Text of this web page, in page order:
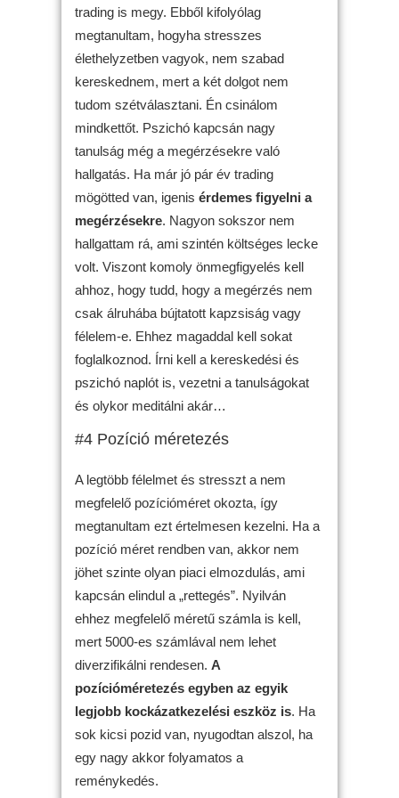
trading is megy. Ebből kifolyólag
megtanultam, hogyha stresszes
élethelyzetben vagyok, nem szabad
kereskednem, mert a két dolgot nem
tudom szétválasztani. Én csinálom
mindkettőt. Pszichó kapcsán nagy
tanulság még a megérzésekre való
hallgatás. Ha már jó pár év trading
mögötted van, igenis érdemes figyelni a
megérzésekre. Nagyon sokszor nem
hallgattam rá, ami szintén költséges lecke
volt. Viszont komoly önmegfigyelés kell
ahhoz, hogy tudd, hogy a megérzés nem
csak álruhába bújtatott kapzsiság vagy
félelem-e. Ehhez magaddal kell sokat
foglalkoznod. Írni kell a kereskedési és
pszichó naplót is, vezetni a tanulságokat
és olykor meditálni akár…
#4 Pozíció méretezés
A legtöbb félelmet és stresszt a nem
megfelelő pozícióméret okozta, így
megtanultam ezt értelmesen kezelni. Ha a
pozíció méret rendben van, akkor nem
jöhet szinte olyan piaci elmozdulás, ami
kapcsán elindul a „rettegés”. Nyilván
ehhez megfelelő méretű számla is kell,
mert 5000-es számlával nem lehet
diverzifikálni rendesen. A
pozícióméretezés egyben az egyik
legjobb kockázatkezelési eszköz is. Ha
sok kicsi pozid van, nyugodtan alszol, ha
egy nagy akkor folyamatos a
reménykedés.